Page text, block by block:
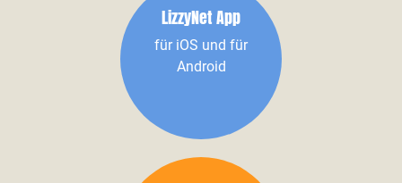
LizzyNet App
für iOS und für
Android